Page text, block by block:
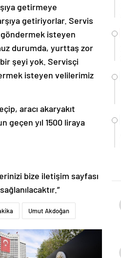
getirmeye
getiriyorlar. Servis
isteyen
durumda, yurttaş zor
şeyi yok. Servisçi
isteyen velilerimiz
aracı akaryakıt
geçen yıl 1500 liraya
bize iletişim sayfası
Umut Akdoğan